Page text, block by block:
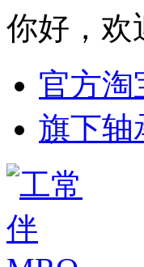
你好，欢
官方淘
旗下轴